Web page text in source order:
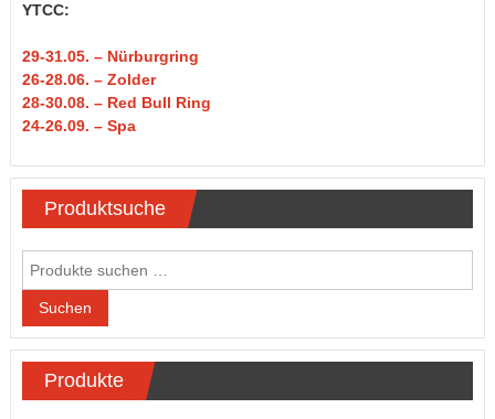
YTCC:
29-31.05. – Nürburgring
26-28.06. – Zolder
28-30.08. – Red Bull Ring
24-26.09. – Spa
Produktsuche
Suchen
Produkte